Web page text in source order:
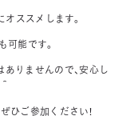
ススメします。
可能です。
りませんので、安心し
ひご参加ください！